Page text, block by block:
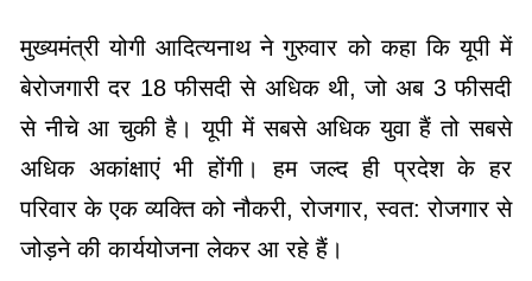
मुख्यमंत्री योगी आदित्यनाथ ने गुरुवार को कहा कि यूपी में
बेरोजगारी दर 18 फीसदी से अधिक थी, जो अब 3 फीसदी
से नीचे आ चुकी है। यूपी में सबसे अधिक युवा हैं तो सबसे
अधिक अकांक्षाएं भी होंगी। हम जल्द ही प्रदेश के हर
परिवार के एक व्यक्ति को नौकरी, रोजगार, स्वत: रोजगार से
जोड़ने की कार्ययोजना लेकर आ रहे हैं।